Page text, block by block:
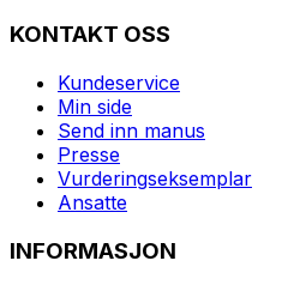
KONTAKT OSS
Kundeservice
Min side
Send inn manus
Presse
Vurderingseksemplar
Ansatte
INFORMASJON